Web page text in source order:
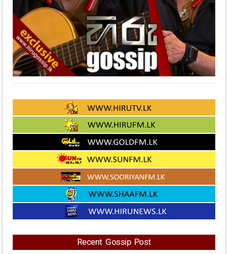
Recent Gossip Post